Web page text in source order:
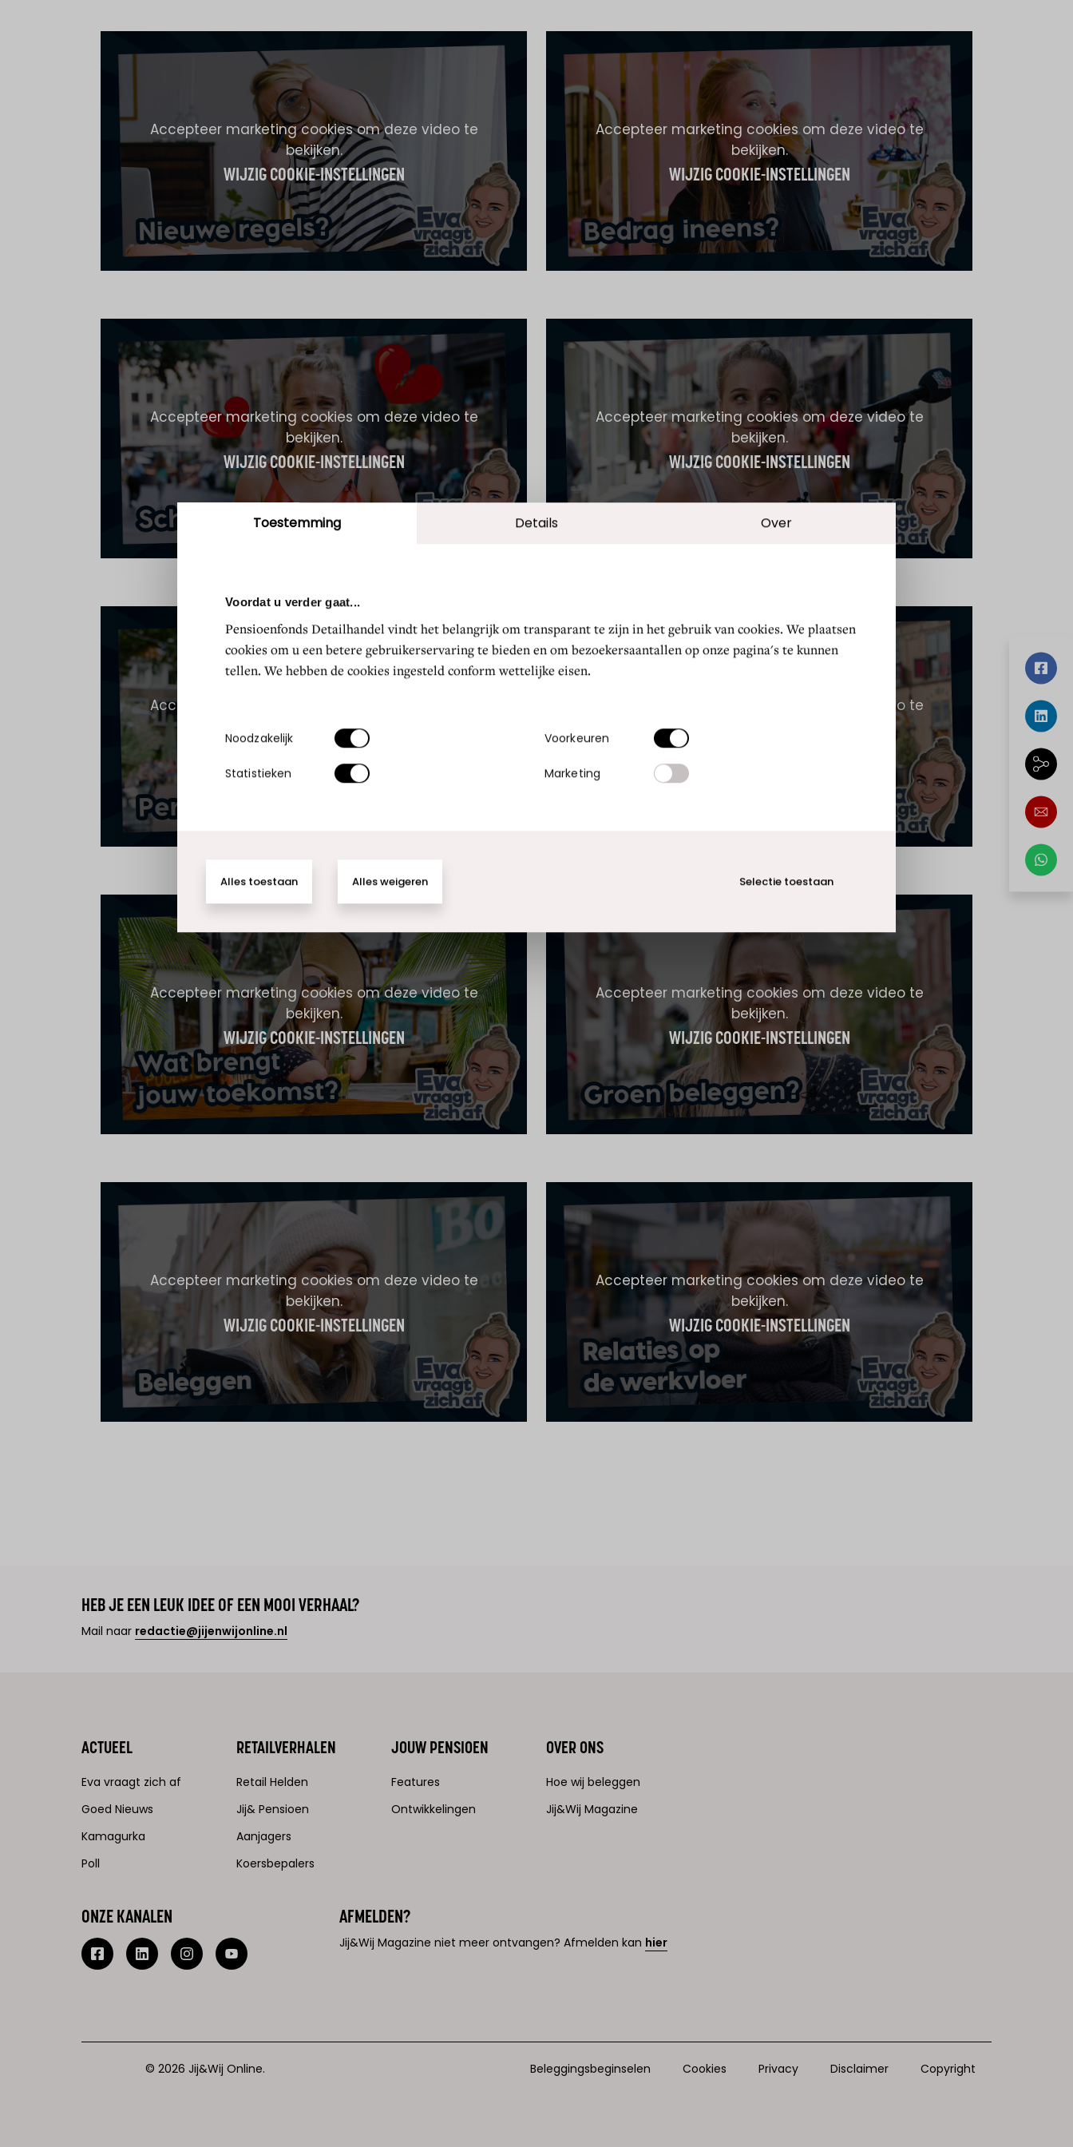
Toestemming Details Over
Voordat u verder gaat...
Pensioenfonds Detailhandel vindt het belangrijk om transparant te zijn in het gebruik van cookies. We plaatsen
cookies om u een betere gebruikerservaring te bieden en om bezoekersaantallen op onze pagina's te kunnen
tellen. We hebben de cookies ingesteld conform wettelijke eisen.
Toestemmingsselectie
Noodzakelijk Voorkeuren
Statistieken Marketing
Alles weigeren Selectie toestaan
Alles toestaan
Accepteer marketing cookies om deze video te
bekijken.
WIJZIG COOKIE-INSTELLINGEN
Accepteer marketing cookies om deze video te
bekijken.
WIJZIG COOKIE-INSTELLINGEN
Accepteer marketing cookies om deze video te
bekijken.
WIJZIG COOKIE-INSTELLINGEN
Accepteer marketing cookies om deze video te
bekijken.
WIJZIG COOKIE-INSTELLINGEN
Accepteer marketing cookies om deze video te
bekijken.
WIJZIG COOKIE-INSTELLINGEN
Accepteer marketing cookies om deze video te
WIJZIG COOKIE-INSTELLINGEN
Accepteer marketing cookies om deze video te
bekijken.
WIJZIG COOKIE-INSTELLINGEN
Accepteer marketing cookies om deze video te
bekijken.
WIJZIG COOKIE-INSTELLINGEN
Accepteer marketing cookies om deze video te
bekijken.
WIJZIG COOKIE-INSTELLINGEN
Accepteer marketing cookies om deze video te
bekijken.
WIJZIG COOKIE-INSTELLINGEN
HEB JE EEN LEUK IDEE OF EEN MOOI VERHAAL?
Mail naar redactie@jijenwijonline.nl
ACTUEEL
Eva vraagt zich af
Goed Nieuws
Kamagurka
Poll
RETAILVERHALEN
Retail Helden
Jij& Pensioen
Aanjagers
Koersbepalers
JOUW PENSIOEN
Features
Ontwikkelingen
OVER ONS
Hoe wij beleggen
Jij&Wij Magazine
ONZE KANALEN AFMELDEN?
Jij&Wij Magazine niet meer ontvangen? Afmelden kan hier
© 2026 Jij&Wij Online. Beleggingsbeginselen Cookies Privacy Disclaimer Copyright